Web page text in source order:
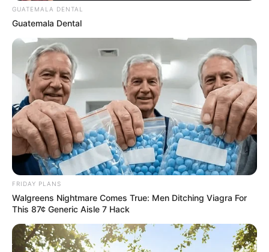
Arthrologist Begs To Stop Buying Knee Braces - Do
This Instead
GUATEMALA DENTAL
Guatemala Dental
FRIDAY PLANS
Walgreens Nightmare Comes True: Men Ditching Viagra For
This 87¢ Generic Aisle 7 Hack